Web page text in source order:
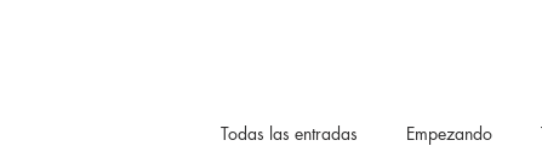
Todas las entradas Empezando